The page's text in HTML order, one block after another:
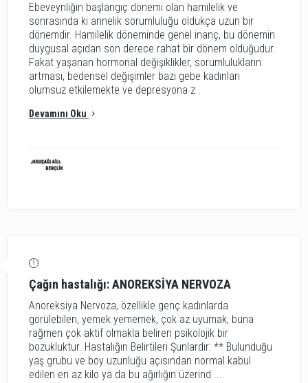
Ebeveynliğin başlangıç dönemi olan hamilelik ve
sonrasında ki annelik sorumluluğu oldukça uzun bir
dönemdir. Hamilelik döneminde genel inanç, bu dönemin
duygusal açıdan son derece rahat bir dönem olduğudur.
Fakat yaşanan hormonal değişiklikler, sorumlulukların
artması, bedensel değişimler bazı gebe kadınları
olumsuz etkilemekte ve depresyona z .
Devamını Oku
Çağın hastalığı: ANOREKSİYA NERVOZA
Anoreksiya Nervoza, özellikle genç kadınlarda
görülebilen, yemek yememek, çok az uyumak, buna
rağmen çok aktif olmakla beliren psikolojik bir
bozukluktur. Hastalığın Belirtileri Şunlardır: ** Bulunduğu
yaş grubu ve boy uzunluğu açısından normal kabul
edilen en az kilo ya da bu ağırlığın üzerind ...